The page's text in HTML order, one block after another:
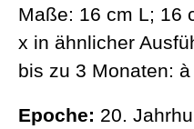
Maße: 16 cm L; 16
x in ähnlicher
bis zu 3 Monaten:
Epoche: 20.